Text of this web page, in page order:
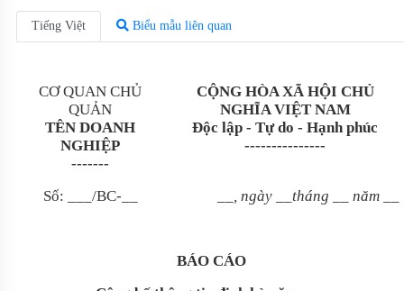
Tiếng Việt Biểu mẫu liên quan
CƠ QUAN CHỦ
QUẢN
TÊN DOANH
NGHIỆP
-------
CỘNG HÒA XÃ HỘI CHỦ
NGHĨA VIỆT NAM
Độc lập - Tự do - Hạnh phúc
---------------
Số: /BC- , ngày tháng năm
BÁO CÁO